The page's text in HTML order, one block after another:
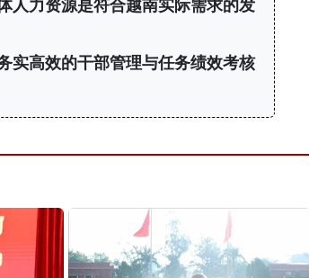
人力资源是符合越南实际需求的发
实高效的干部管理与任务绩效考核